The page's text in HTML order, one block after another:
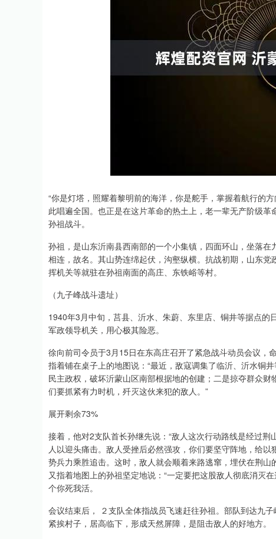
“你是灯塔，照耀着黎明前的海洋，你是舵手，掌握着航行
此唱遍全国。也正是在这片革命的热土上，老一辈无产阶级
孙祖战斗。
孙祖，是山东沂南县西南部的一个小集镇，四面环山，坐落
相连，故名。其山势连绵起伏，沟壑纵横。抗战初期，山东
挥机关等就驻在孙祖南面的高庄、东铁峪等村。
（九子峰战斗遗址）
1940年3月中旬，莒县、沂水、朱蔚、东里店、铜井等据点
军政领导机关，用心极其险恶。
徐向前司令员于3月15日在东高庄召开了紧急战斗动员会议
指着铺在桌子上的地图说：“最近，敌寇调集了临沂、沂水铜
民主政权，破坏沂蒙山区南部根据地的创建；二是掠夺群众
们要抓紧有力时机，歼灭这伙来犯的敌人。”
展开剩余73%
接着，他对2支队首长孙继先说：“敌人这次行动路线是经过
人以迎头痛击。敌人受挫后必然强攻，你们要坚守阵地，给
势兵力乘胜追击。这时，敌人就会顺着来路逃窜，埋伏在荆
又指着地图上的孙祖坚定地说：“一定要把这股敌人彻底消灭
个你死我活。
会议结束后， ２支队全体指战员飞速赶往孙祖。部队到达九
紧挨村子，居高临下，形成天然屏障，是阻击敌人的好地方。